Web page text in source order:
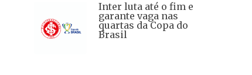
Inter luta até o fim e
garante vaga nas
quartas da Copa do
Brasil